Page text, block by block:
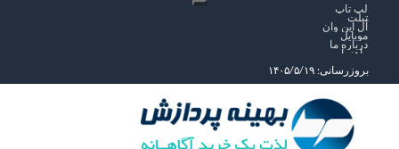
لپ تاپ
تبلت
آل این وان
موبایل
درباره ما
راهنما
بروزرسانی: ۱۴۰۵/۵/۱۹